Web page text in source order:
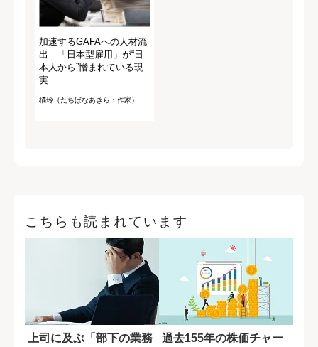
加速するGAFAへの人材流
出 「日本型雇用」が“日
本人から”憎まれている現
実
橘玲（たちばなあきら：作家）
こちらも読まれています
上司に及ぶ「部下の業務
過去155年の株価チャー